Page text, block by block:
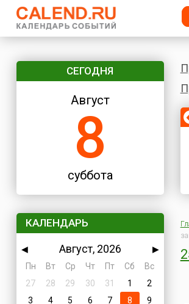
СЕГОДНЯ
Август
8
суббота
КАЛЕНДАРЬ
◀ Август, 2026
▶
Пн
Вт Ср Чт Пт Сб
Вс
27
28 29 30 31 1
2
3
4 5 6 7 8
9